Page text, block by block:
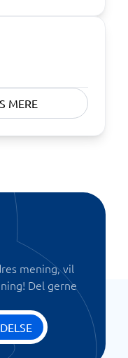
MERE
mening, vil
Del gerne